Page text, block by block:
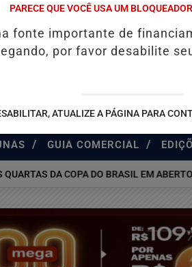
/ GUIA COMERCIAL /
DA COPA DO BRASIL EM ABERTO
PARECE QUE VOCÊ USA UM
fonte importante de
por favor desabilite
ATUALIZE A PÁGINA PARA